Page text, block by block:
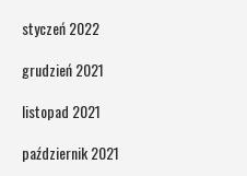
styczeń 2022
grudzień 2021
listopad 2021
październik 2021